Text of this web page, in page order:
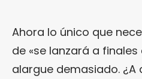
Ahora lo único que
de «se lanzará a finales
alargue demasiado. ¿A